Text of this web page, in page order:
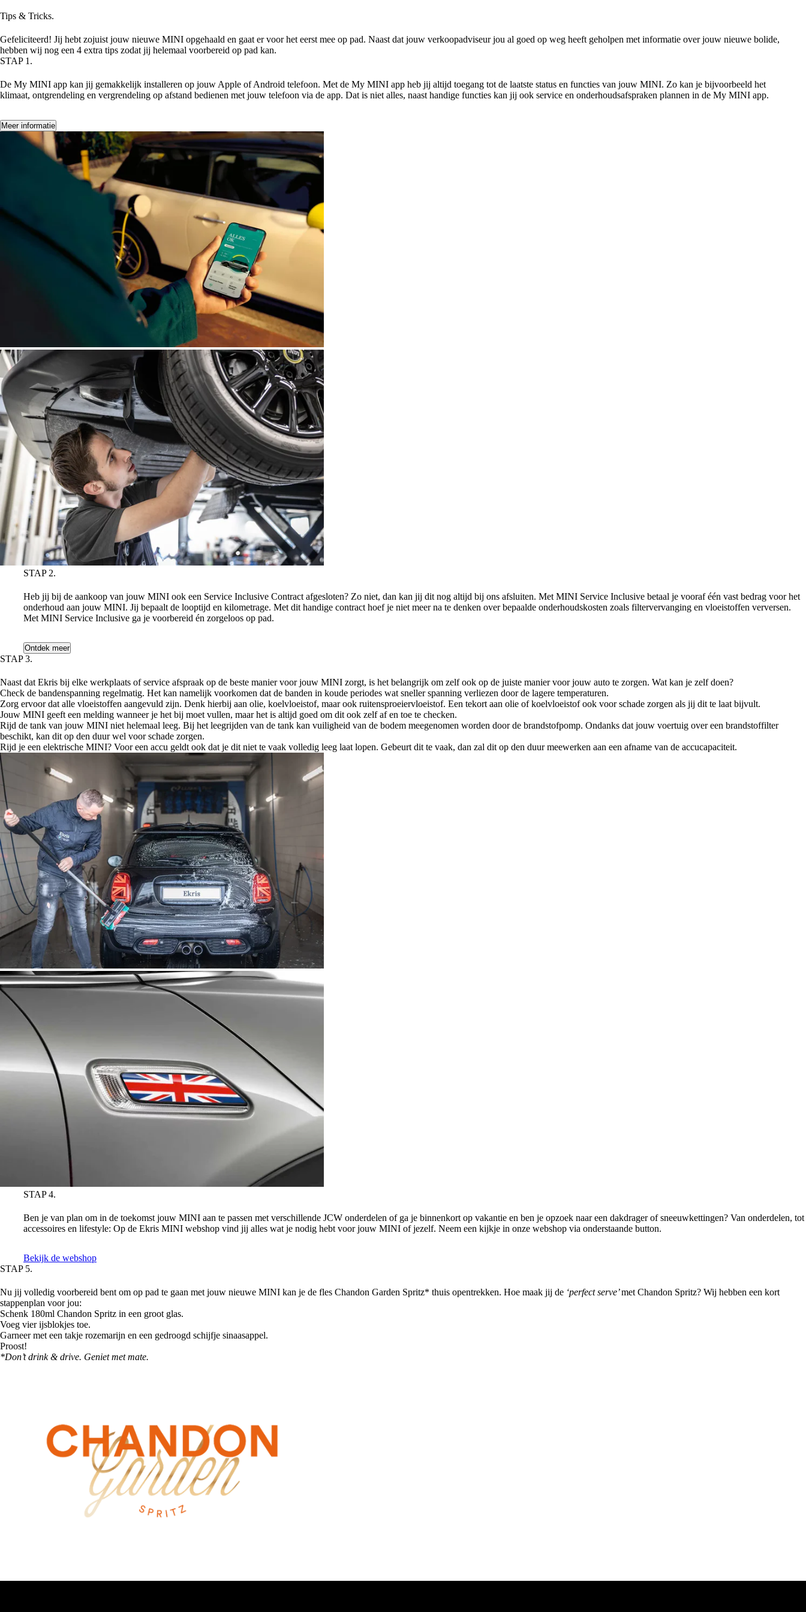
Tips & Tricks.
Gefeliciteerd! Jij hebt zojuist jouw nieuwe MINI opgehaald en gaat er voor het eerst mee op pad. Naast dat jouw verkoopadviseur jou al goed op weg heeft geholpen met informatie over jouw nieuwe bolide,
hebben wij nog een 4 extra tips zodat jij helemaal voorbereid op pad kan.
STAP 1.
De My MINI app kan jij gemakkelijk installeren op jouw Apple of Android telefoon. Met de My MINI app heb jij altijd toegang tot de laatste status en functies van jouw MINI. Zo kan je bijvoorbeeld het
klimaat, ontgrendeling en vergrendeling op afstand bedienen met jouw telefoon via de app. Dat is niet alles, naast handige functies kan jij ook service en onderhoudsafspraken plannen in de My MINI app.
Meer informatie
STAP 2.
Heb jij bij de aankoop van jouw MINI ook een Service Inclusive Contract afgesloten? Zo niet, dan kan jij dit nog altijd bij ons afsluiten. Met MINI Service Inclusive betaal je vooraf één vast bedrag voor het
onderhoud aan jouw MINI. Jij bepaalt de looptijd en kilometrage. Met dit handige contract hoef je niet meer na te denken over bepaalde onderhoudskosten zoals filtervervanging en vloeistoffen verversen.
Met MINI Service Inclusive ga je voorbereid én zorgeloos op pad.
Ontdek meer
STAP 3.
Naast dat Ekris bij elke werkplaats of service afspraak op de beste manier voor jouw MINI zorgt, is het belangrijk om zelf ook op de juiste manier voor jouw auto te zorgen. Wat kan je zelf doen?
Check de bandenspanning regelmatig. Het kan namelijk voorkomen dat de banden in koude periodes wat sneller spanning verliezen door de lagere temperaturen.
Zorg ervoor dat alle vloeistoffen aangevuld zijn. Denk hierbij aan olie, koelvloeistof, maar ook ruitensproeiervloeistof. Een tekort aan olie of koelvloeistof ook voor schade zorgen als jij dit te laat bijvult.
Jouw MINI geeft een melding wanneer je het bij moet vullen, maar het is altijd goed om dit ook zelf af en toe te checken.
Rijd de tank van jouw MINI niet helemaal leeg. Bij het leegrijden van de tank kan vuiligheid van de bodem meegenomen worden door de brandstofpomp. Ondanks dat jouw voertuig over een brandstoffilter
beschikt, kan dit op den duur wel voor schade zorgen.
Rijd je een elektrische MINI? Voor een accu geldt ook dat je dit niet te vaak volledig leeg laat lopen. Gebeurt dit te vaak, dan zal dit op den duur meewerken aan een afname van de accucapaciteit.
STAP 4.
Ben je van plan om in de toekomst jouw MINI aan te passen met verschillende JCW onderdelen of ga je binnenkort op vakantie en ben je opzoek naar een dakdrager of sneeuwkettingen? Van onderdelen, tot
accessoires en lifestyle: Op de Ekris MINI webshop vind jij alles wat je nodig hebt voor jouw MINI of jezelf. Neem een kijkje in onze webshop via onderstaande button.
Bekijk de webshop
STAP 5.
Nu jij volledig voorbereid bent om op pad te gaan met jouw nieuwe MINI kan je de fles Chandon Garden Spritz* thuis opentrekken. Hoe maak jij de ‘perfect serve’met Chandon Spritz? Wij hebben een kort
stappenplan voor jou:
Schenk 180ml Chandon Spritz in een groot glas.
Voeg vier ijsblokjes toe.
Garneer met een takje rozemarijn en een gedroogd schijfje sinaasappel.
Proost!
*Don’t drink & drive. Geniet met mate.